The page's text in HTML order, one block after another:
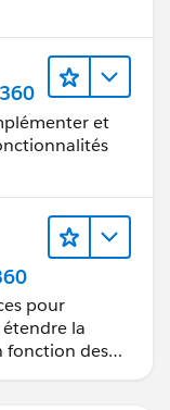
et
pour
la
fonction des